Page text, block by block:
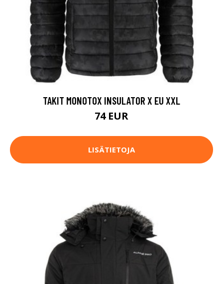
TAKIT MONOTOX INSULATOR X EU XXL
74 EUR
LISÄTIETOJA